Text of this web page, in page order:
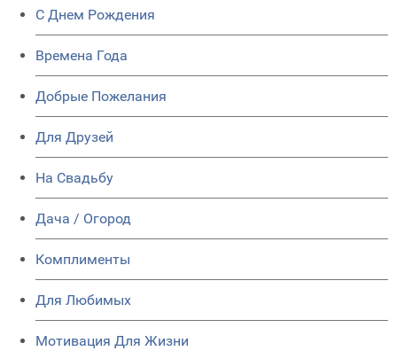
C Днем Рождения
Времена Года
Добрые Пожелания
Для Друзей
На Свадьбу
Дача / Огород
Комплименты
Для Любимых
Мотивация Для Жизни